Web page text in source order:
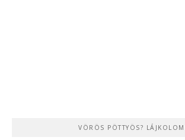
VÖRÖS PÖTTYÖS?